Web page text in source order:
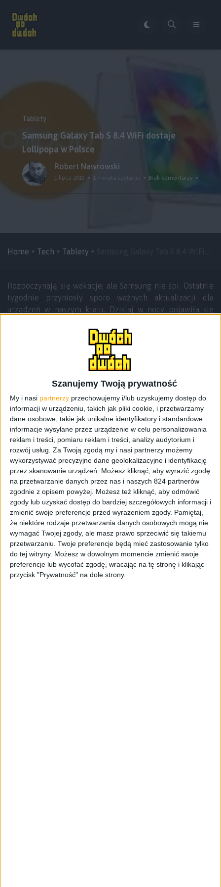
Szanujemy Twoją prywatność
My i nasi partnerzy przechowujemy i/lub uzyskujemy dostęp do
informacji w urządzeniu, takich jak pliki cookie, i przetwarzamy
dane osobowe, takie jak unikalne identyfikatory i standardowe
informacje wysyłane przez urządzenie w celu personalizowania
reklam i treści, pomiaru reklam i treści, analizy audytorium i
rozwój usług. Za Twoją zgodą my i nasi partnerzy możemy
wykorzystywać precyzyjne dane geolokalizacyjne i identyfikację
przez skanowanie urządzeń. Możesz kliknąć, aby wyrazić zgodę
na przetwarzanie danych przez nas i naszych 824 partnerów
zgodnie z opisem powyżej. Możesz też kliknąć, aby odmówić
zgody lub uzyskać dostęp do bardziej szczegółowych informacji i
zmienić swoje preferencje przed wyrażeniem zgody. Pamiętaj,
że niektóre rodzaje przetwarzania danych osobowych mogą nie
wymagać Twojej zgody, ale masz prawo sprzeciwić się takiemu
przetwarzaniu. Twoje preferencje będą mieć zastosowanie tylko
do tej witryny. Możesz w dowolnym momencie zmienić swoje
preferencje lub wycofać zgodę, wracając na tę stronę i klikając
przycisk "Prywatność" na dole strony.
Tablety
Samsung Galaxy Tab S 8.4 WiFi dostaje
Lollipopa w Polsce
Robert Nawrowski
1 lipca 2015 1 minuta czytania Brak komentarzy
Home Tech Tablety
Rozpoczynają się wakacje, ale Samsung nie śpi. Ostatnie
tygodnie przyniosły sporo ważnych aktualizacji dla
urządzeń w naszym kraju. Dzisiaj w nocy pojawiła się
894 MBi ściąga się niesamowicie
wolno. Nie jest to raczej wina łącza, więc musicie być
cierpliwi. Oprogramowanie jest dostępne do ściągnięcia
bezpośrednio z urządzenia, czyli OTA. Wystarczy wejść do
informacji o urządzeniu i kliknąć aktualizuj, jeśli nie
dostaliście powiadomienia. Niezwłocznie po zakończeniu
procesu aktualizacji damy Wam znać co się zmieniło.
Może wasze urządzenia wcześniej dokonały tego
procesu? Dajcie znać.